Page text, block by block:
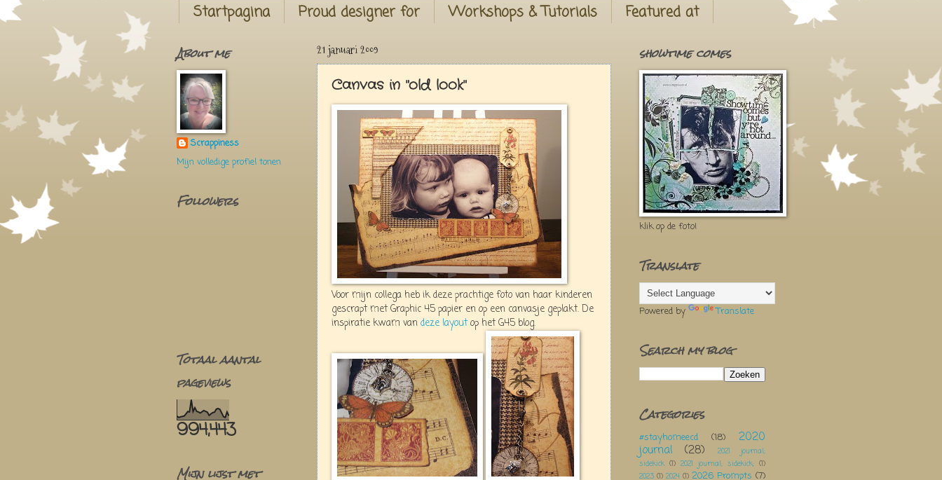
Startpagina Proud designer for Workshops & Tutorials Featured at
21 januari 2009
Canvas in "old look"
Voor mijn collega heb ik deze prachtige foto van haar kinderen
gescrapt met Graphic 45 papier en op een canvasje geplakt. De
inspiratie kwam vandeze layoutop het G45 blog.
About me
Scrappiness
Mijn volledige profiel tonen
Followers
Totaal aantal
pageviews
994,443
Mijn lijst met
showtime comes
klik op de foto!
Translate
Powered by Translate
Search my blog
Categories
#stayhomeecd (18) 2020
journal (28)
2021 journal;
sidekick (1) 2021 journal; sidekick; (1)
2023 (1) 2024 (1) 2026 Prompts (7)